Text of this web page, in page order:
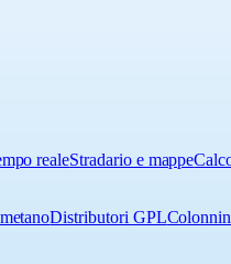
realeStradario e mappe
Distributori GPL